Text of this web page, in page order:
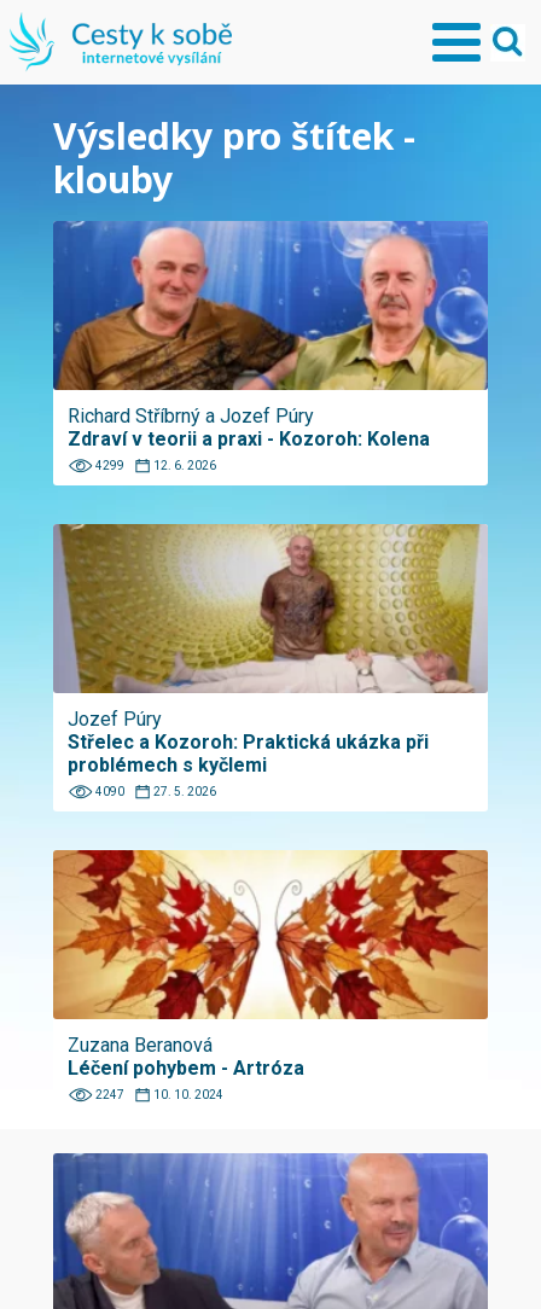
Výsledky pro štítek -
klouby
Richard Stříbrný a Jozef Púry
Zdraví v teorii a praxi - Kozoroh: Kolena
4299 12. 6. 2026
Jozef Púry
Střelec a Kozoroh: Praktická ukázka při
problémech s kyčlemi
4090 27. 5. 2026
Zuzana Beranová
Léčení pohybem - Artróza
2247 10. 10. 2024